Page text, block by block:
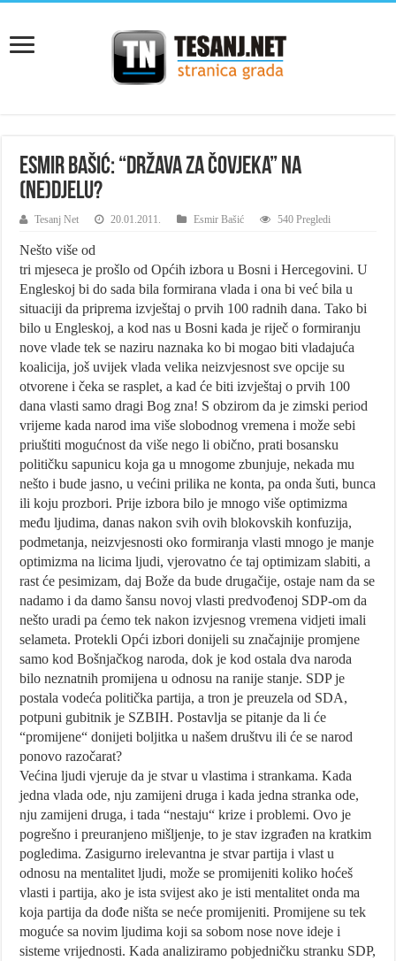
Esmir Bašić: “Država za čovjeka” na
(ne)djelu?
Tesanj Net 20.01.2011. Esmir Bašić 540 Pregledi
Nešto više od
tri mjeseca je prošlo od Općih izbora u Bosni i Hercegovini. U
Engleskoj bi do sada bila formirana vlada i ona bi već bila u
situaciji da priprema izvještaj o prvih 100 radnih dana. Tako bi
bilo u Engleskoj, a kod nas u Bosni kada je riječ o formiranju
nove vlade tek se naziru naznaka ko bi mogao biti vladajuća
koalicija, još uvijek vlada velika neizvjesnost sve opcije su
otvorene i čeka se rasplet, a kad će biti izvještaj o prvih 100
dana vlasti samo dragi Bog zna! S obzirom da je zimski period
vrijeme kada narod ima više slobodnog vremena i može sebi
priuštiti mogućnost da više nego li obično, prati bosansku
političku sapunicu koja ga u mnogome zbunjuje, nekada mu
nešto i bude jasno, u većini prilika ne konta, pa onda šuti, bunca
ili koju prozbori. Prije izbora bilo je mnogo više optimizma
među ljudima, danas nakon svih ovih blokovskih konfuzija,
podmetanja, neizvjesnosti oko formiranja vlasti mnogo je manje
optimizma na licima ljudi, vjerovatno će taj optimizam slabiti, a
rast će pesimizam, daj Bože da bude drugačije, ostaje nam da se
nadamo i da damo šansu novoj vlasti predvođenoj SDP-om da
nešto uradi pa ćemo tek nakon izvjesnog vremena vidjeti imali
selameta. Protekli Opći izbori donijeli su značajnije promjene
samo kod Bošnjačkog naroda, dok je kod ostala dva naroda
bilo neznatnih promijena u odnosu na ranije stanje. SDP je
postala vodeća politička partija, a tron je preuzela od SDA,
potpuni gubitnik je SZBIH. Postavlja se pitanje da li će
“promijene“ donijeti boljitka u našem društvu ili će se narod
ponovo razočarat?
Većina ljudi vjeruje da je stvar u vlastima i strankama. Kada
jedna vlada ode, nju zamijeni druga i kada jedna stranka ode,
nju zamijeni druga, i tada “nestaju“ krize i problemi. Ovo je
pogrešno i preuranjeno mišljenje, to je stav izgrađen na kratkim
pogledima. Zasigurno irelevantna je stvar partija i vlast u
odnosu na mentalitet ljudi, može se promijeniti koliko hoćeš
vlasti i partija, ako je ista svijest ako je isti mentalitet onda ma
koja partija da dođe ništa se neće promijeniti. Promijene su tek
moguće sa novim ljudima koji sa sobom nose nove ideje i
sisteme vrijednosti. Kada analiziramo pobjedničku stranku SDP,